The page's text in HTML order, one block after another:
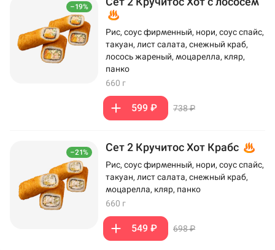
–19%
Рис, соус фирменный, нори, соус спайс,
такуан, лист салата, снежный краб,
лосось жареный, моцарелла, кляр,
панко
660 г
599 ₽ 738 ₽
–21% Сет 2 Кручитос Хот Крабс
Рис, соус фирменный, нори, соус спайс,
такуан, лист салата, снежный краб,
моцарелла, кляр, панко
660 г
549 ₽ 698 ₽